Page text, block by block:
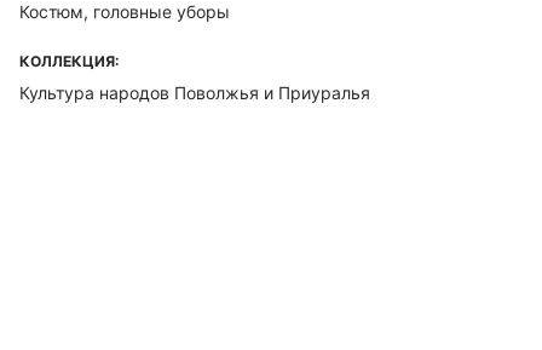
Костюм, головные уборы
КОЛЛЕКЦИЯ:
Культура народов Поволжья и Приуралья